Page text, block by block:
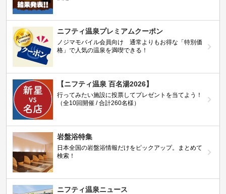
ニフティ温泉プレミアムクーポン
ノジマモバイル会員向け 通常よりもお得な「特別価
格」で人気の温泉を満喫できる！
【ニフティ温泉 百名湯2026】
行ってみたい施設に投票してプレゼントを当てよう！
（全10回開催 / 合計260名様）
岩盤浴特集
日本全国の岩盤浴情報だけをピックアップ。まとめて
検索！
ニフティ温泉ニュース